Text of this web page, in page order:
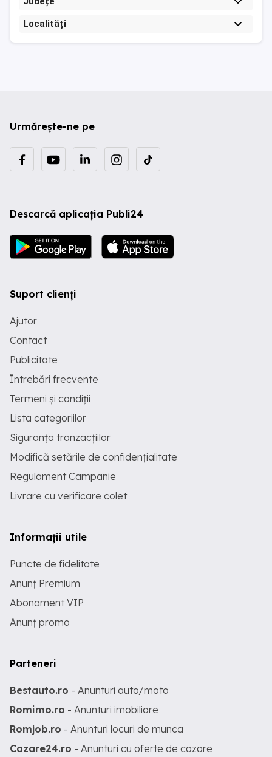
Localități
Urmărește-ne pe
Descarcă aplicația Publi24
Suport clienți
Ajutor
Contact
Publicitate
Întrebări frecvente
Termeni și condiții
Lista categoriilor
Siguranța tranzacțiilor
Modifică setările de confidențialitate
Regulament Campanie
Livrare cu verificare colet
Informații utile
Puncte de fidelitate
Anunț Premium
Abonament VIP
Anunț promo
Parteneri
Bestauto.ro - Anunturi auto/moto
Romimo.ro - Anunturi imobiliare
Romjob.ro - Anunturi locuri de munca
Cazare24.ro - Anunturi cu oferte de cazare